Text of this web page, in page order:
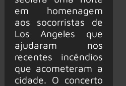
em homenagem
aos socorristas de
Los Angeles que
ajudaram nos
recentes incêndios
que acometeram a
cidade. O concerto